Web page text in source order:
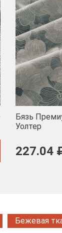
Бязь
Уолтер
227.04
Бежевая